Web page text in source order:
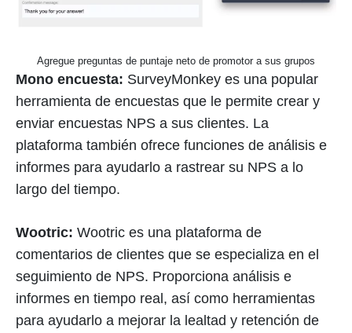
Agregue preguntas de puntaje neto de promotor a sus grupos
Mono encuesta: SurveyMonkey es una popular
herramienta de encuestas que le permite crear y
enviar encuestas NPS a sus clientes. La
plataforma también ofrece funciones de análisis e
informes para ayudarlo a rastrear su NPS a lo
largo del tiempo.
Wootric: Wootric es una plataforma de
comentarios de clientes que se especializa en el
seguimiento de NPS. Proporciona análisis e
informes en tiempo real, así como herramientas
para ayudarlo a mejorar la lealtad y retención de